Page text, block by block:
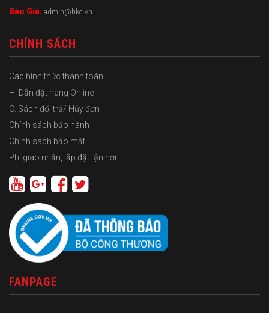
Báo Giá: admin@hkc.vn
CHÍNH SÁCH
Các hình thức thanh toán
H. Dẫn đặt hàng Online
C. Sách đổi trả/ Hủy đơn
Chính sách bảo hành
Chính sách bảo mật
Phí giao nhận, lắp đặt tận nơi.
FANPAGE